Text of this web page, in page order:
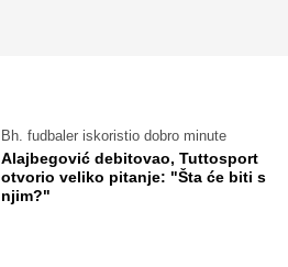
Bh. fudbaler iskoristio dobro minute
Alajbegović debitovao, Tuttosport
otvorio veliko pitanje: "Šta će biti s
njim?"